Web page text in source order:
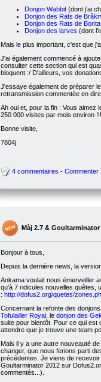
Donjon Wabbit (dont j'ai
Donjon des Rats de
Donjon des Rats de Bonta
Donjon des larves (dont
Mais le plus important, c'est que
J'ai également commencé à
consulter cette section qui est
bloquent :/ D'ailleurs, vos
J'essaye également de préparer
retransmission commentée en
Ah oui et, pour la fin : Vous
250 000 visites par mois environ !!!
Bonne visite,
7804j
4 commentaires - Commenter
Màj 2.7 & Goultarminator
Bonjour à tous,
Depuis la dernière news, la
Ankama voulait nous émerveiller
qu'à 7 ridicules nouvelles quêtes,
: http://dofus2.org/quetes/
Concernant la refonte des
Tofulailler Royal , le donjon des
suite pour bientôt. Pour ce qui est
attendre que je trouve une team
Mais il y a une autre nouveauté
changer, que nous ferions parti
précédentes. Je viens de
Goultarminator 2012 sur
commentés...).